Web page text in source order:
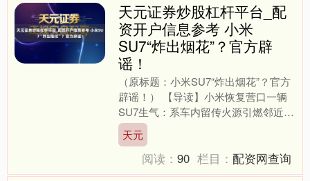
天元证券炒股杠杆平台_配
资开户信息参考 小米
SU7“炸出烟花”？官方辟
谣！
（原标题：小米SU7“炸出烟花”？官方
辟谣！） 【导读】小米恢复营口一辆
SU7生气：系车内留传火源引燃邻近可
燃物所致 中国基金报记者 晨光 事关小
米SU7，官方....
天元
阅读：90 栏目：配资网查询